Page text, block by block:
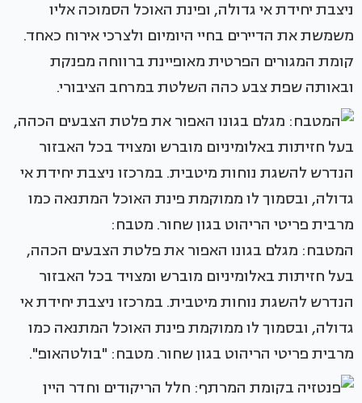
ניצבת יחידת אי גדולה, ופינת האוכל הסמוכה אליו
משמשת את הדיירים בחיי היומיום ולצרכי אירוח כאחד.
קומת המגורים הפרטית מאופיינת ברווחה מפנקת
ובאותה שפת צבע כהה השלטת במרחב הציבורי.
המטבח: מגלם בגונו האפור את פלטת הצבעים הכהה,
בעל חזיתות באלומיניום מוברש ומצויד בכל האבזור
הנדרש להשגת נוחות מיטבית. במרכזו ניצבת יחידת אי
גדולה, ובסמוך לו ממוקמת פינת האוכל המתנאה כמו
מרבית פריטי הריהוט בגון שחור. מטבח: "בולטהאופ".